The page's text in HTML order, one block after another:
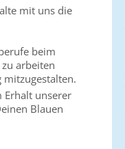
mit uns die
beim
arbeiten
mitzugestalten.
Erhalt unserer
Blauen